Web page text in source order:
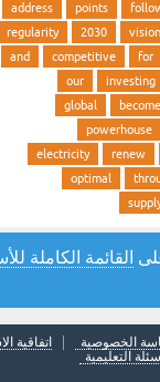
points
address
vision
2030
regularity
for
competitive
and
investing
our
become
global
powerhouse
renew
electricity
optimal
القائمة الكاملة
الخصوصية
اتفاقية
التعليمية